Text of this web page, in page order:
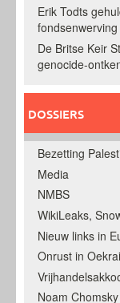
Erik Todts
fondsenwerving
De Britse Keir
genocide-
DOSSIERS
Bezetting
Media
NMBS
WikiLeaks,
Nieuw links in
Onrust in
Noam Chomsky